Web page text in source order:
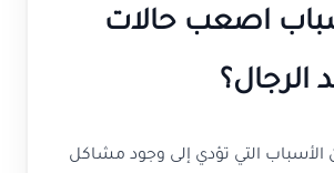
اصعب حالات
التي تؤدي إلى وجود مشاكل